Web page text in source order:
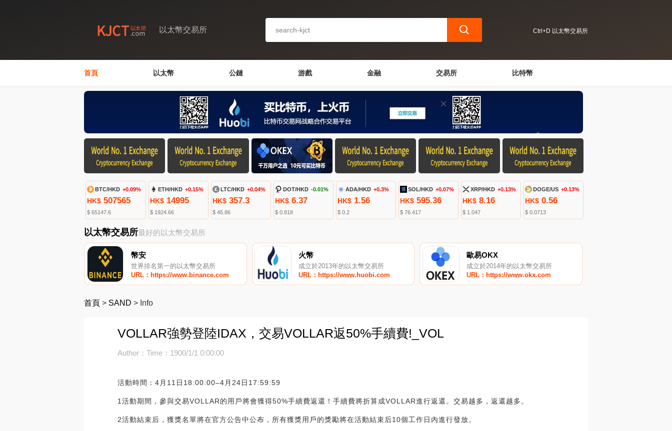
以太幣交易所 Ctrl+D 以太幣交易所
首頁 以太幣 公鏈 游戲 金融 交易所 比特幣
BTC/HKD +0.09%
HK$ 507565
$ 65147.6
ETH/HKD +0.15%
HK$14995
$ 1924.66
LTC/HKD +0.04%
HK$357.3
$ 45.86
DOT/HKD -0.01%
HK$6.37
$ 0.818
ADA/HKD +0.3%
HK$1.56
$ 0.2
SOL/HKD +0.07%
HK$ 595.36
$ 76.417
XRP/HKD +0.13%
HK$ 8.16
$ 1.047
DOGE/US +0.13%
HK$ 0.56
$ 0.0713
以太幣交易所最好的以太幣交易所
幣安
世界排名第一的以太幣交易所
URL：https://www.binance.com
火幣
成立於2013年的以太幣交易所
URL：https://www.huobi.com
歐易OKX
成立於2014年的以太幣交易所
URL：https://www.okx.com
首頁 > SAND > Info
VOLLAR強勢登陸IDAX，交易VOLLAR返50%手續費!_VOL
Author：Time：1900/1/1 0:00:00
活動時間：4月11日18:00:00–4月24日17:59:59
1活動期間，參與交易VOLLAR的用戶將會獲得50%手續費返還！手續費將折算成VOLLAR進行返還。交易越多，返還越多。
2活動結束后，獲獎名單將在官方公告中公布，所有獲獎用戶的獎勵將在活動結束后10個工作日內進行發放。